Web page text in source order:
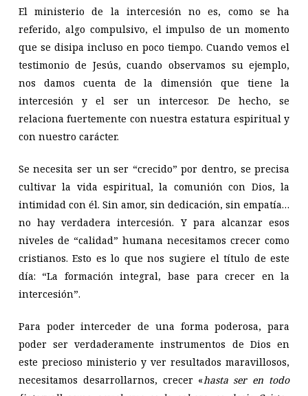
El ministerio de la intercesión no es, como se ha
referido, algo compulsivo, el impulso de un momento
que se disipa incluso en poco tiempo. Cuando vemos el
testimonio de Jesús, cuando observamos su ejemplo,
nos damos cuenta de la dimensión que tiene la
intercesión y el ser un intercesor. De hecho, se
relaciona fuertemente con nuestra estatura espiritual y
con nuestro carácter.
Se necesita ser un ser “crecido” por dentro, se precisa
cultivar la vida espiritual, la comunión con Dios, la
intimidad con él. Sin amor, sin dedicación, sin empatía…
no hay verdadera intercesión. Y para alcanzar esos
niveles de “calidad” humana necesitamos crecer como
cristianos. Esto es lo que nos sugiere el título de este
día: “La formación integral, base para crecer en la
intercesión”.
Para poder interceder de una forma poderosa, para
poder ser verdaderamente instrumentos de Dios en
este precioso ministerio y ver resultados maravillosos,
necesitamos desarrollarnos, crecer «hasta ser en todo